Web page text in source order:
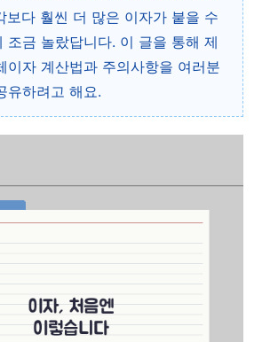
보다 훨씬 더 많은 이자가 붙을 수
조금 놀랐답니다. 이 글을 통해 제
이자 계산법과 주의사항을 여러분
유하려고 해요.